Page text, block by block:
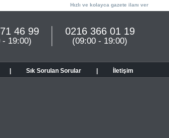
Hızlı ve kolayca gazete ilanı ver
0216 366 01 19
(09:00 - 19:00)
46 99
- 19:00)
Sık Sorulan Sorular İletişim